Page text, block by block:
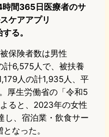
間365日医療者のサ
ケアアプリ
る。
保険者数は男性
6,575人で、被扶養
人の計1,935人、平
厚生労働省の「令和5
ると、2023年の女性
し、宿泊業・飲食サー
なった。